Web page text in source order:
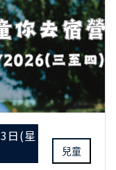
日(星
兒童